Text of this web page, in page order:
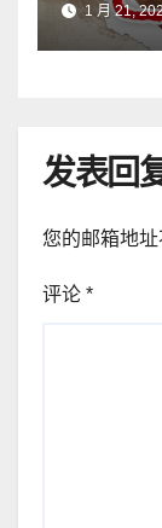
1 月 21,
发表回
您的邮箱地址
评论 *